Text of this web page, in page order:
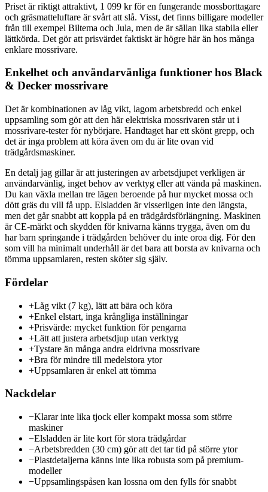
Priset är riktigt attraktivt, 1 099 kr för en fungerande mossborttagare
och gräsmatteluftare är svårt att slå. Visst, det finns billigare modeller
från till exempel Biltema och Jula, men de är sällan lika stabila eller
lättkörda. Det gör att prisvärdet faktiskt är högre här än hos många
enklare mossrivare.
Enkelhet och användarvänliga funktioner hos Black
& Decker mossrivare
Det är kombinationen av låg vikt, lagom arbetsbredd och enkel
uppsamling som gör att den här elektriska mossrivaren står ut i
mossrivare-tester för nybörjare. Handtaget har ett skönt grepp, och
det är inga problem att köra även om du är lite ovan vid
trädgårdsmaskiner.
En detalj jag gillar är att justeringen av arbetsdjupet verkligen är
användarvänlig, inget behov av verktyg eller att vända på maskinen.
Du kan växla mellan tre lägen beroende på hur mycket mossa och
dött gräs du vill få upp. Elsladden är visserligen inte den längsta,
men det går snabbt att koppla på en trädgårdsförlängning. Maskinen
är CE-märkt och skydden för knivarna känns trygga, även om du
har barn springande i trädgården behöver du inte oroa dig. För den
som vill ha minimalt underhåll är det bara att borsta av knivarna och
tömma uppsamlaren, resten sköter sig själv.
Fördelar
+Låg vikt (7 kg), lätt att bära och köra
+Enkel elstart, inga krångliga inställningar
+Prisvärde: mycket funktion för pengarna
+Lätt att justera arbetsdjup utan verktyg
+Tystare än många andra eldrivna mossrivare
+Bra för mindre till medelstora ytor
+Uppsamlaren är enkel att tömma
Nackdelar
−Klarar inte lika tjock eller kompakt mossa som större
maskiner
−Elsladden är lite kort för stora trädgårdar
−Arbetsbredden (30 cm) gör att det tar tid på större ytor
−Plastdetaljerna känns inte lika robusta som på premium-
modeller
−Uppsamlingspåsen kan lossna om den fylls för snabbt